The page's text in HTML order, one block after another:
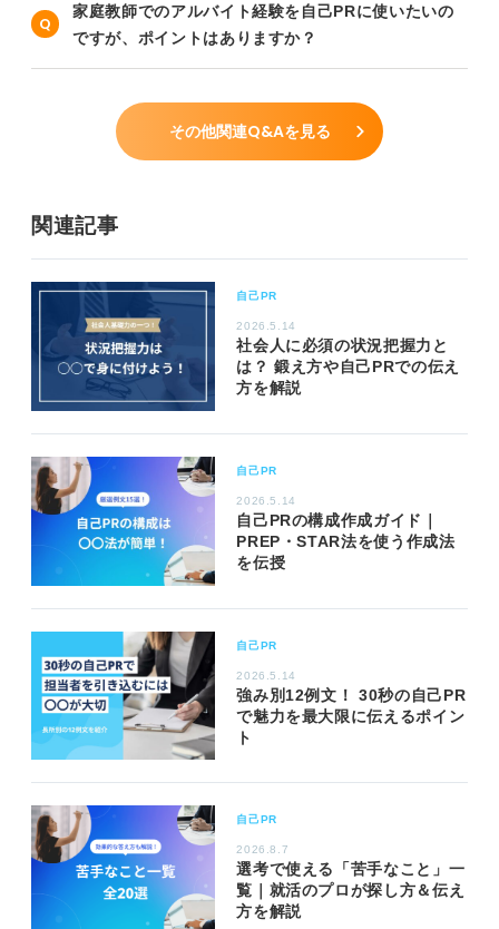
家庭教師でのアルバイト経験を自己PRに使いたいの
ですが、ポイントはありますか？
その他関連Q&Aを見る
関連記事
自己PR
2026.5.14
社会人に必須の状況把握力と
は？ 鍛え方や自己PRでの伝え
方を解説
自己PR
2026.5.14
自己PRの構成作成ガイド｜
PREP・STAR法を使う作成法
を伝授
自己PR
2026.5.14
強み別12例文！ 30秒の自己PR
で魅力を最大限に伝えるポイン
ト
自己PR
2026.8.7
選考で使える「苦手なこと」一
覧｜就活のプロが探し方＆伝え
方を解説